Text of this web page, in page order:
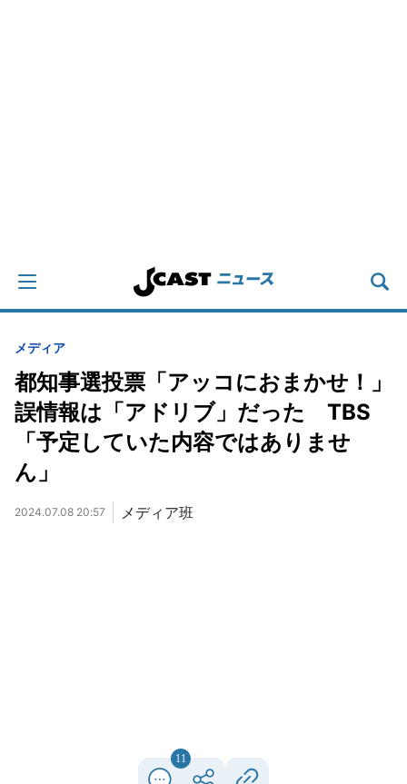
メディア
都知事選投票「アッコにおまかせ！」
誤情報は「アドリブ」だった TBS
「予定していた内容ではありませ
ん」
2024.07.08 20:57 メディア班
11